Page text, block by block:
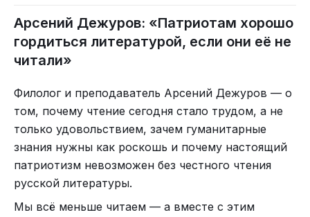
Арсений Дежуров: «Патриотам хорошо
гордиться литературой, если они её не
читали»
Филолог и преподаватель Арсений Дежуров — о
том, почему чтение сегодня стало трудом, а не
только удовольствием, зачем гуманитарные
знания нужны как роскошь и почему настоящий
патриотизм невозможен без честного чтения
русской литературы.
Мы всё меньше читаем — а вместе с этим